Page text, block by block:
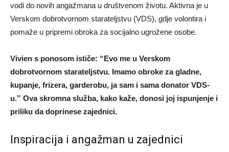
vodi do novih angažmana u društvenom životu. Aktivna je u
Verskom dobrotvornom starateljstvu (VDS), gdje volontira i
pomaže u pripremi obroka za socijalno ugrožene osobe.
Vivien s ponosom ističe: “Evo me u Verskom
dobrotvornom starateljstvu. Imamo obroke za gladne,
kupanje, frizera, garderobu, ja sam i sama donator VDS-
u.” Ova skromna služba, kako kaže, donosi joj ispunjenje i
priliku da doprinese zajednici.
Inspiracija i angažman u zajednici